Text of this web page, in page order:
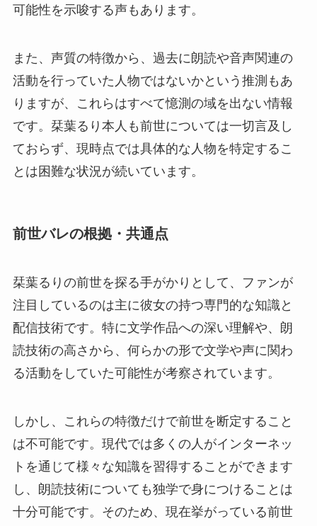
可能性を示唆する声もあります。
また、声質の特徴から、過去に朗読や音声関連の
活動を行っていた人物ではないかという推測もあ
りますが、これらはすべて憶測の域を出ない情報
です。栞葉るり本人も前世については一切言及し
ておらず、現時点では具体的な人物を特定するこ
とは困難な状況が続いています。
前世バレの根拠・共通点
栞葉るりの前世を探る手がかりとして、ファンが
注目しているのは主に彼女の持つ専門的な知識と
配信技術です。特に文学作品への深い理解や、朗
読技術の高さから、何らかの形で文学や声に関わ
る活動をしていた可能性が考察されています。
しかし、これらの特徴だけで前世を断定すること
は不可能です。現代では多くの人がインターネッ
トを通じて様々な知識を習得することができます
し、朗読技術についても独学で身につけることは
十分可能です。そのため、現在挙がっている前世